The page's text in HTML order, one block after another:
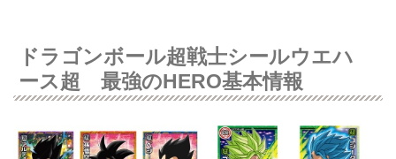
ドラゴンボール超戦士シールウエハ
ース超 最強のHERO基本情報